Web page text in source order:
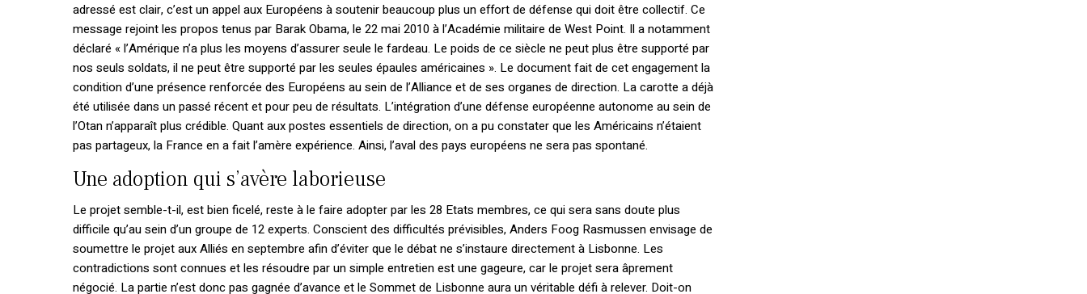
adressé est clair, c’est un appel aux Européens à soutenir beaucoup plus un effort de défense qui doit être collectif. Ce
message rejoint les propos tenus par Barak Obama, le 22 mai 2010 à l’Académie militaire de West Point. Il a notamment
déclaré « l’Amérique n’a plus les moyens d’assurer seule le fardeau. Le poids de ce siècle ne peut plus être supporté par
nos seuls soldats, il ne peut être supporté par les seules épaules américaines ». Le document fait de cet engagement la
condition d’une présence renforcée des Européens au sein de l’Alliance et de ses organes de direction. La carotte a déjà
été utilisée dans un passé récent et pour peu de résultats. L’intégration d’une défense européenne autonome au sein de
l’Otan n’apparaît plus crédible. Quant aux postes essentiels de direction, on a pu constater que les Américains n’étaient
pas partageux, la France en a fait l’amère expérience. Ainsi, l’aval des pays européens ne sera pas spontané.
Une adoption qui s’avère laborieuse
Le projet semble-t-il, est bien ficelé, reste à le faire adopter par les 28 Etats membres, ce qui sera sans doute plus
difficile qu’au sein d’un groupe de 12 experts. Conscient des difficultés prévisibles, Anders Foog Rasmussen envisage de
soumettre le projet aux Alliés en septembre afin d’éviter que le débat ne s’instaure directement à Lisbonne. Les
contradictions sont connues et les résoudre par un simple entretien est une gageure, car le projet sera âprement
négocié. La partie n’est donc pas gagnée d’avance et le Sommet de Lisbonne aura un véritable défi à relever. Doit-on